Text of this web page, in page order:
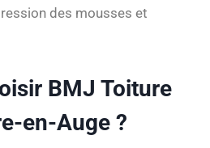
des mousses et
BMJ Toiture
en-Auge ?